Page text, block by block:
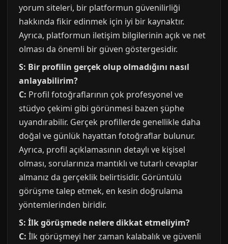
yorum siteleri, bir platformun güvenilirliği
hakkında fikir edinmek için iyi bir kaynaktır.
Ayrıca, platformun iletişim bilgilerinin açık ve net
olması da önemli bir güven göstergesidir.
S: Bir profilin gerçek olup olmadığını nasıl
anlayabilirim?
C: Profil fotoğraflarının çok profesyonel ve
stüdyo çekimi gibi görünmesi bazen şüphe
uyandırabilir. Gerçek profillerde genellikle daha
doğal ve günlük hayattan fotoğraflar bulunur.
Ayrıca, profil açıklamasının detaylı ve kişisel
olması, sorularınıza mantıklı ve tutarlı cevaplar
almanız da gerçeklik belirtisidir. Görüntülü
görüşme talep etmek, en kesin doğrulama
yöntemlerinden biridir.
S: İlk görüşmede nelere dikkat etmeliyim?
C: İlk görüşmeyi her zaman kalabalık ve güvenli